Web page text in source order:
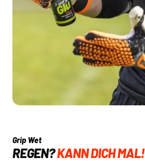
Grip Wet
REGEN?KANN DICH MAL!